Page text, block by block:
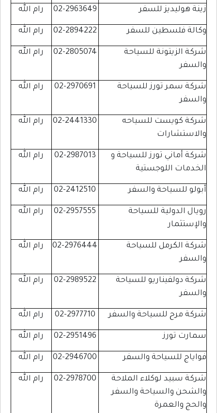
زينة هوليديز للسفر 02-2963649 رام الله
وكالة فلسطين للسفر 02-2894222 رام الله
شركة الزيتونة للسياحة
والسفر
02-2805074 رام الله
شركة سمر تورز للسياحة
والسفر
02-2970691 رام الله
شركة كويست للسياحه
والاستشارات
02-2441330 رام الله
شركة أماني تورز للسياحة و
الخدمات اللوجستية
02-2987013 رام الله
أبولو للسياحة والسفر 02-2412510 رام الله
رويال الدولية للسياحة
والإستثمار
02-2957555 رام الله
شركة الكرمل للسياحة
والسفر
02-2976444 رام الله
شركة دولفيناريو للسياحة
والسفر
02-2989522 رام الله
شركة مرح للسياحة والسفر 02-2977710 رام الله
سمارت تورز 02-2951496 رام الله
فواياج للسياحة والسفر 02-2946700 رام الله
شركة سبيد لوكلاء الملاحة
والشحن والسياحة والسفر
والحج والعمرة
02-2978700 رام الله